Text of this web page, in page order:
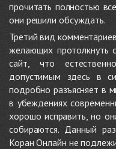
прочитать полностью
они решили обсуждать.
Третий вид
желающих протолкнуть
сайт, что
допустимым здесь в
подробно разъясняет в
в убеждениях
хорошо исправить, но
собираются. Данный
Коран Онлайн не